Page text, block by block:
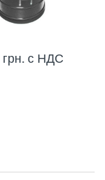
грн.с НДС